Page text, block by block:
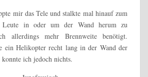
mir das Tele und stalkte mal hinauf zum
Leute in oder um der Wand herum zu
allerdings mehr Brennweite benötigt.
ein Helikopter recht lang in der Wand der
ich jedoch nichts.